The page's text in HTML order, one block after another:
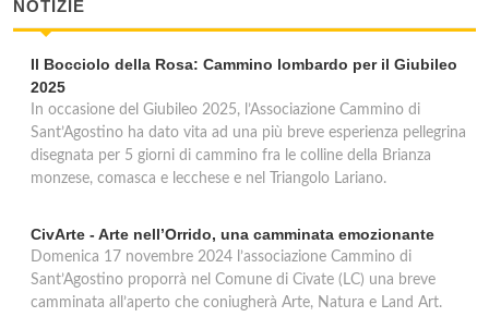
NOTIZIE
Il Bocciolo della Rosa: Cammino lombardo per il Giubileo
2025
In occasione del Giubileo 2025, l’Associazione Cammino di
Sant’Agostino ha dato vita ad una più breve esperienza pellegrina
disegnata per 5 giorni di cammino fra le colline della Brianza
monzese, comasca e lecchese e nel Triangolo Lariano.
CivArte - Arte nell’Orrido, una camminata emozionante
Domenica 17 novembre 2024 l’associazione Cammino di
Sant’Agostino proporrà nel Comune di Civate (LC) una breve
camminata all’aperto che coniugherà Arte, Natura e Land Art.